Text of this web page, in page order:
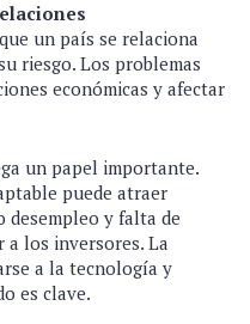
un país se relaciona
riesgo. Los problemas
económicas y afectar
un papel importante.
puede atraer
desempleo y falta de
a los inversores. La
a la tecnología y
es clave.